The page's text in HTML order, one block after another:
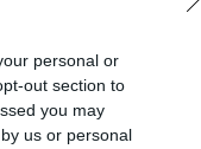
personal or
out section to
you may
us or personal